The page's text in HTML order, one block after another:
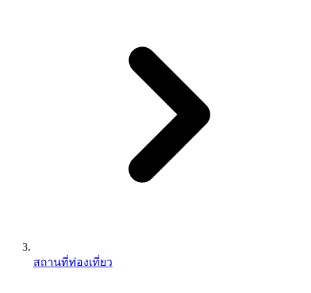
สถานที่ท่องเที่ยว